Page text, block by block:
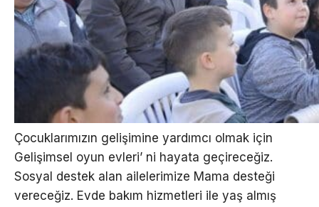
Çocuklarımızın gelişimine yardımcı olmak için
Gelişimsel oyun evleri’ ni hayata geçireceğiz.
Sosyal destek alan ailelerimize Mama desteği
vereceğiz. Evde bakım hizmetleri ile yaş almış